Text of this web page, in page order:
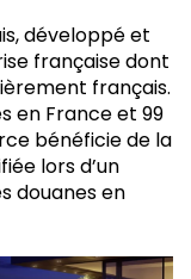
développé et
française dont
français.
en France et 99
bénéficie de la
lors d’un
douanes en